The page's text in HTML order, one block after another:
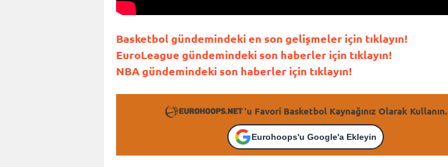
Basketbol gündemindeki en son gelişmeler için tıklayın!
EuroLeague gündemindeki son haberler için tıklayın!
NBA gündemindeki son haberler için tıklayın!
'u Favori Basketbol Kaynağınız Olarak Kullanın.
Eurohoops'u Google'a Ekleyin